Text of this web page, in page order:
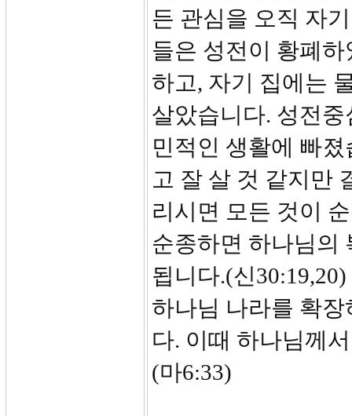
든 관심을 오직 자
들은 성전이 황폐
하고, 자기 집에는
살았습니다. 성전
민적인 생활에 빠
고 잘 살 것 같지만
리시면 모든 것이
순종하면 하나님의
됩니다.(신
하나님 나라를 확
다. 이때 하나님께
(마6:33)